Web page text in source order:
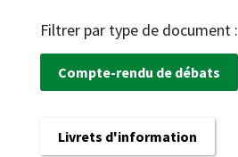
Filtrer par type de document :
Compte-rendu de débats
Livrets d'information